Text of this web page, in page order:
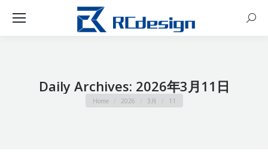
Daily Archives: 2026年3月11日
You are here:
Home 2026 3月 11